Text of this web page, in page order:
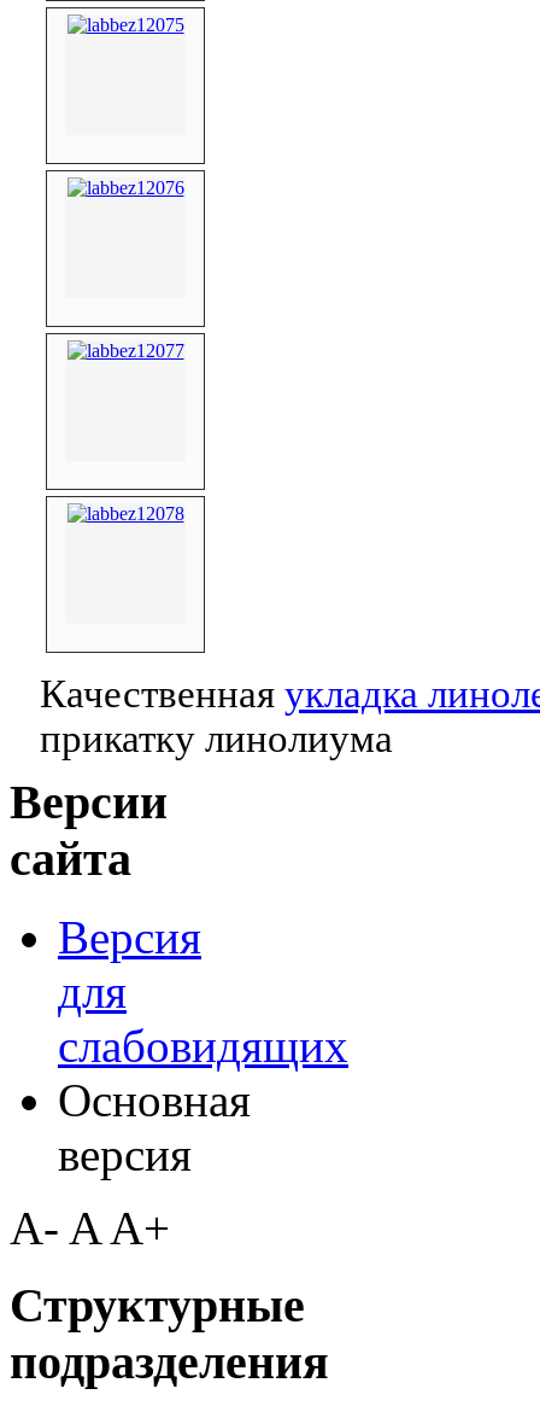
Качественная укладка
прикатку линолиума
Версии
сайта
Версия
для
слабовидящих
Основная
версия
A- A A+
Структурные
подразделения